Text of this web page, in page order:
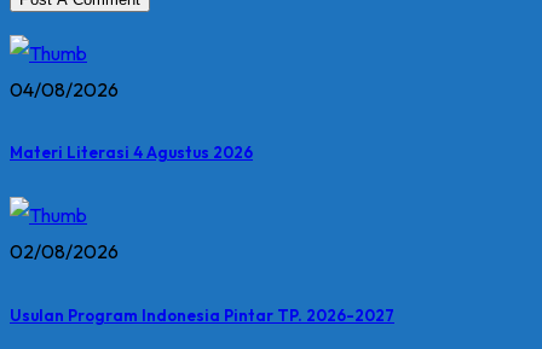
04/08/2026
Materi Literasi 4 Agustus 2026
02/08/2026
Usulan Program Indonesia Pintar TP. 2026-2027